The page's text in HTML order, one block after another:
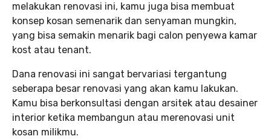
melakukan renovasi ini, kamu juga bisa membuat
konsep kosan semenarik dan senyaman mungkin,
yang bisa semakin menarik bagi calon penyewa kamar
kost atau tenant.
Dana renovasi ini sangat bervariasi tergantung
seberapa besar renovasi yang akan kamu lakukan.
Kamu bisa berkonsultasi dengan arsitek atau desainer
interior ketika membangun atau merenovasi unit
kosan milikmu.